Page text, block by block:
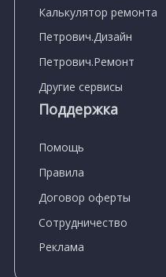
Калькулятор ремонта
Петрович.Дизайн
Петрович.Ремонт
Другие сервисы
Поддержка
Помощь
Правила
Договор оферты
Сотрудничество
Реклама